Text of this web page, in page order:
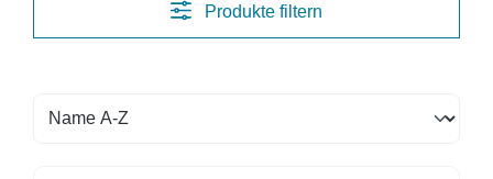
Produkte filtern